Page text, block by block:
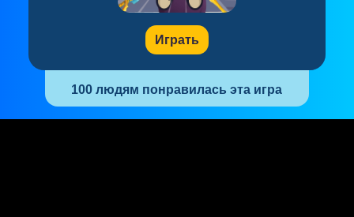
Играть
100 людям понравилась эта игра